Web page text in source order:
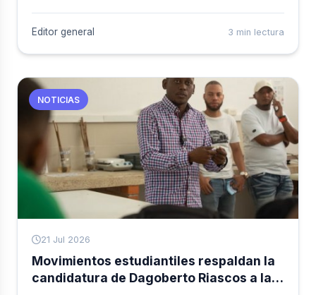
grado once de las instituciones oficiales de
Secretaría de Etnoeducación.
Editor general 3 min lectura
NOTICIAS
21 Jul 2026
Movimientos estudiantiles respaldan la
candidatura de Dagoberto Riascos a la